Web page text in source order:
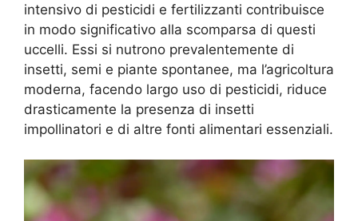
intensivo di pesticidi e fertilizzanti contribuisce
in modo significativo alla scomparsa di questi
uccelli. Essi si nutrono prevalentemente di
insetti, semi e piante spontanee, ma l’agricoltura
moderna, facendo largo uso di pesticidi, riduce
drasticamente la presenza di insetti
impollinatori e di altre fonti alimentari essenziali.